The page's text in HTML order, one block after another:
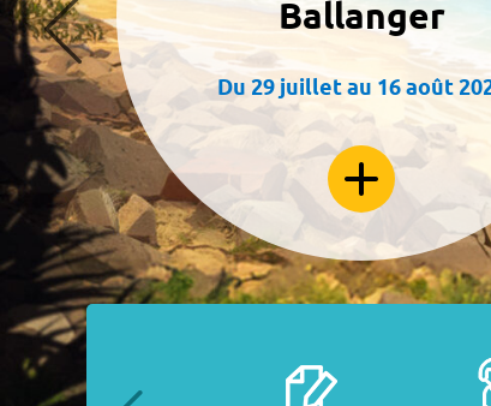
Ballanger
Du 29 juillet au 16 août